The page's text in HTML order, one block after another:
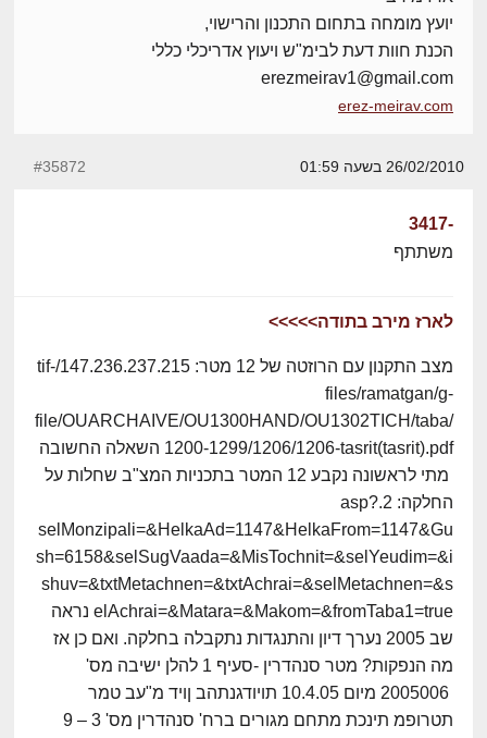
יועץ מומחה בתחום התכנון והרישוי,
הכנת חוות דעת לבימ"ש ויעוץ אדריכלי כללי
erezmeirav1@gmail.com
erez-meirav.com
26/02/2010 בשעה 01:59 #35872
-3417
משתתף
לארז מירב בתודה>>>>>
מצב התקנון עם הרוזטה של 12 מטר: 147.236.237.215/tif-
files/ramatgan/g-
file/OUARCHAIVE/OU1300HAND/OU1302TICH/taba/
1200-1299/1206/1206-tasrit(tasrit).pdf השאלה החשובה
מתי לראשונה נקבע 12 המטר בתכניות המצ"ב שחלות על
החלקה: 2.asp?
selMonzipali=&HelkaAd=1147&HelkaFrom=1147&Gu
sh=6158&selSugVaada=&MisTochnit=&selYeudim=&i
shuv=&txtMetachnen=&txtAchrai=&selMetachnen=&s
elAchrai=&Matara=&Makom=&fromTaba1=true נראה
שב 2005 נערך דיון והתנגדות נתקבלה בחלקה. ואם כן אז
מה הנפקות? מטר סנהדרין -סעיף 1 להלן ישיבה מס'
2005006 מיום 10.4.05 תויודגנתהב ןויד מ"עב טמר
תטרופמ תינכת מתחם מגורים ברח' סנהדרין מס' 3 – 9